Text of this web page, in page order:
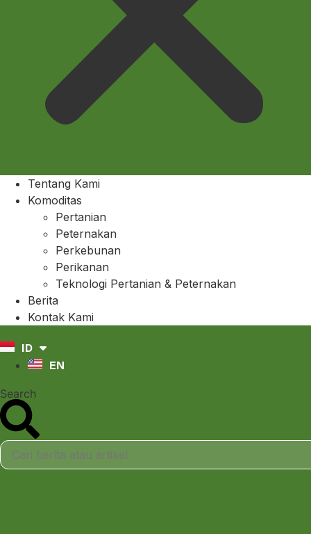
Tentang Kami
Komoditas
Pertanian
Peternakan
Perkebunan
Perikanan
Teknologi Pertanian & Peternakan
Berita
Kontak Kami
ID
EN
Search